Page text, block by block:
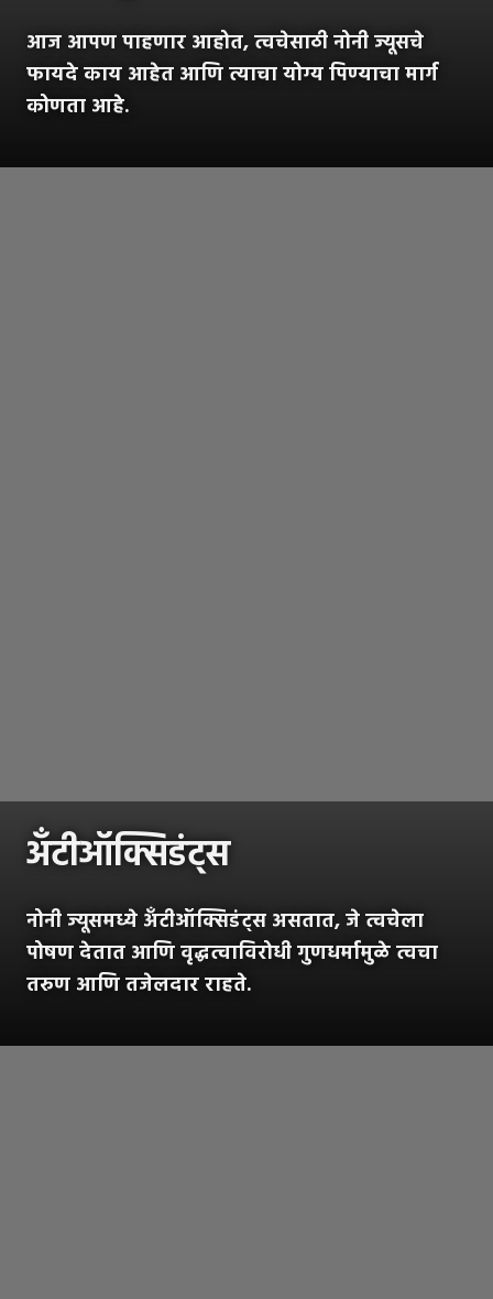
आज आपण पाहणार आहोत, त्वचेसाठी नोनी ज्यूसचे
फायदे काय आहेत आणि त्याचा योग्य पिण्याचा मार्ग
कोणता आहे.
अँटीऑक्सिडंट्स
नोनी ज्यूसमध्ये अँटीऑक्सिडंट्स असतात, जे त्वचेला
पोषण देतात आणि वृद्धत्वाविरोधी गुणधर्मामुळे त्वचा
तरुण आणि तजेलदार राहते.